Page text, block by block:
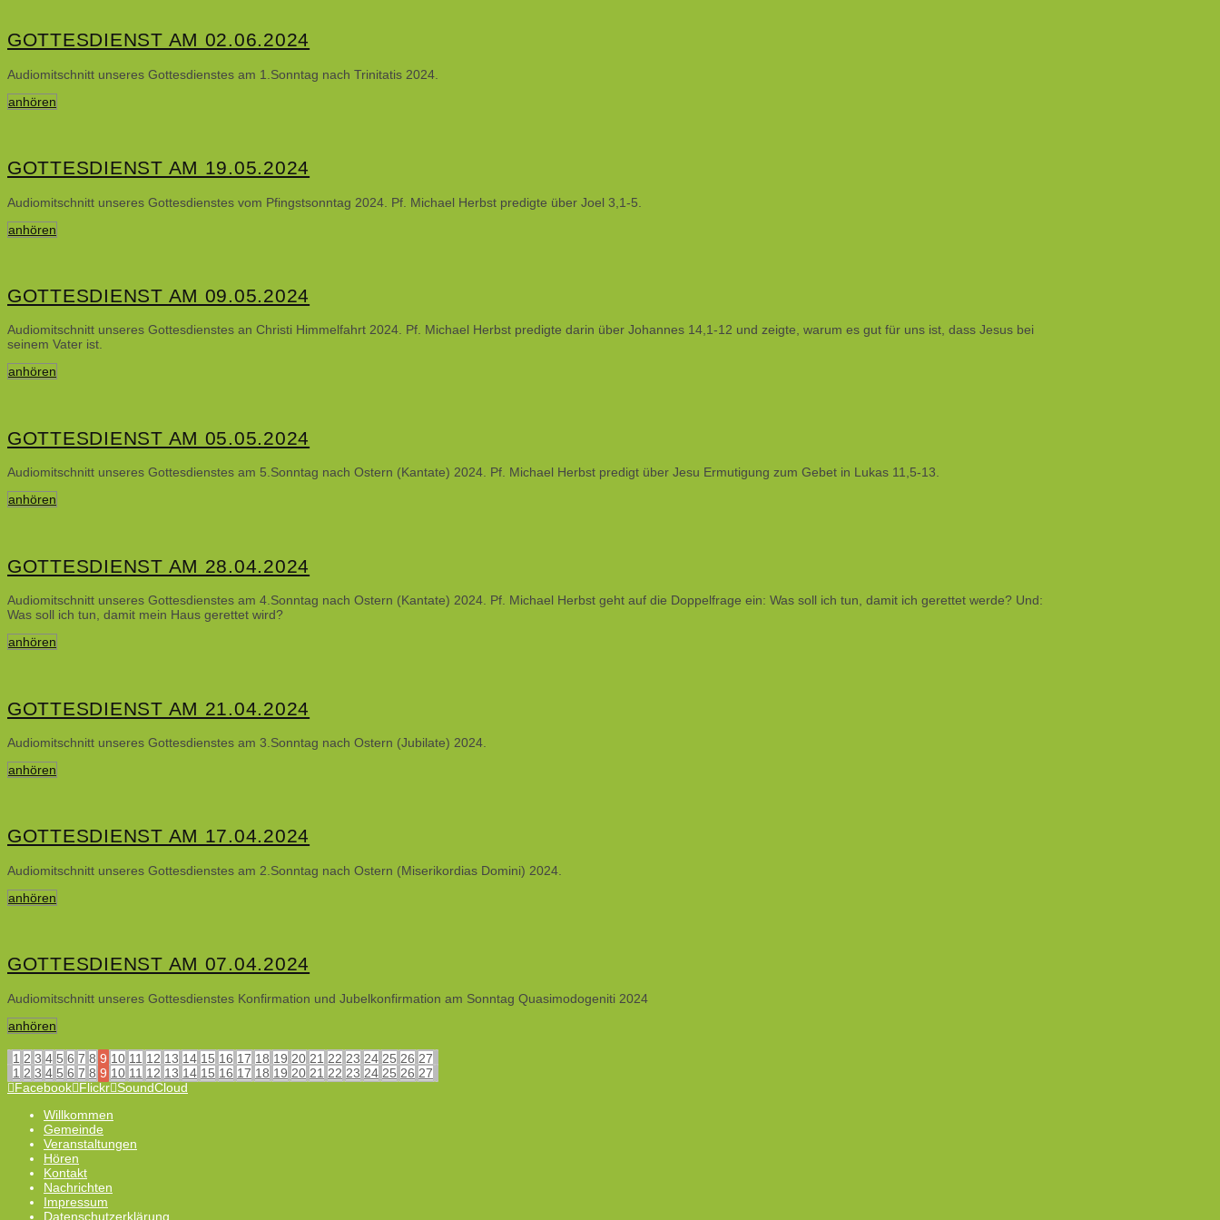
GOTTESDIENST AM 02.06.2024
Audiomitschnitt unseres Gottesdienstes am 1.Sonntag nach Trinitatis 2024.
anhören
GOTTESDIENST AM 19.05.2024
Audiomitschnitt unseres Gottesdienstes vom Pfingstsonntag 2024. Pf. Michael Herbst predigte über Joel 3,1-5.
anhören
GOTTESDIENST AM 09.05.2024
Audiomitschnitt unseres Gottesdienstes an Christi Himmelfahrt 2024. Pf. Michael Herbst predigte darin über Johannes 14,1-12 und zeigte, warum es gut für uns ist, dass Jesus bei
seinem Vater ist.
anhören
GOTTESDIENST AM 05.05.2024
Audiomitschnitt unseres Gottesdienstes am 5.Sonntag nach Ostern (Kantate) 2024. Pf. Michael Herbst predigt über Jesu Ermutigung zum Gebet in Lukas 11,5-13.
anhören
GOTTESDIENST AM 28.04.2024
Audiomitschnitt unseres Gottesdienstes am 4.Sonntag nach Ostern (Kantate) 2024. Pf. Michael Herbst geht auf die Doppelfrage ein: Was soll ich tun, damit ich gerettet werde? Und:
Was soll ich tun, damit mein Haus gerettet wird?
anhören
GOTTESDIENST AM 21.04.2024
Audiomitschnitt unseres Gottesdienstes am 3.Sonntag nach Ostern (Jubilate) 2024.
anhören
GOTTESDIENST AM 17.04.2024
Audiomitschnitt unseres Gottesdienstes am 2.Sonntag nach Ostern (Miserikordias Domini) 2024.
anhören
GOTTESDIENST AM 07.04.2024
Audiomitschnitt unseres Gottesdienstes Konfirmation und Jubelkonfirmation am Sonntag Quasimodogeniti 2024
anhören
1 2 3 4 5 6 7 8 9 10 11 12 13 14 15 16 17 18 19 20 21 22 23 24 25 26 27
1 2 3 4 5 6 7 8 9 10 11 12 13 14 15 16 17 18 19 20 21 22 23 24 25 26 27
Facebook Flickr SoundCloud
Willkommen
Gemeinde
Veranstaltungen
Hören
Kontakt
Nachrichten
Impressum
Datenschutzerklärung